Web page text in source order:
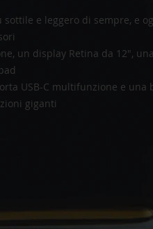
e leggero di sempre, e
un display Retina da 12",
USB-C multifunzione e una
giganti